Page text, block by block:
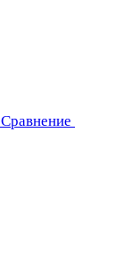
Сравнение